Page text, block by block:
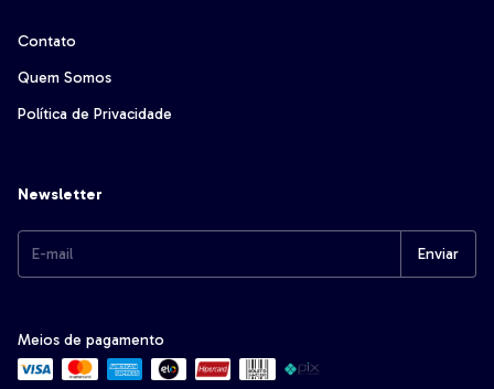
Contato
Quem Somos
Política de Privacidade
Newsletter
Meios de pagamento